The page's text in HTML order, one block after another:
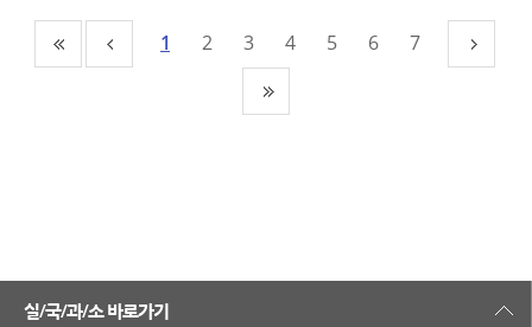
1 2 3 4 5 6 7
실/국/과/소 바로가기